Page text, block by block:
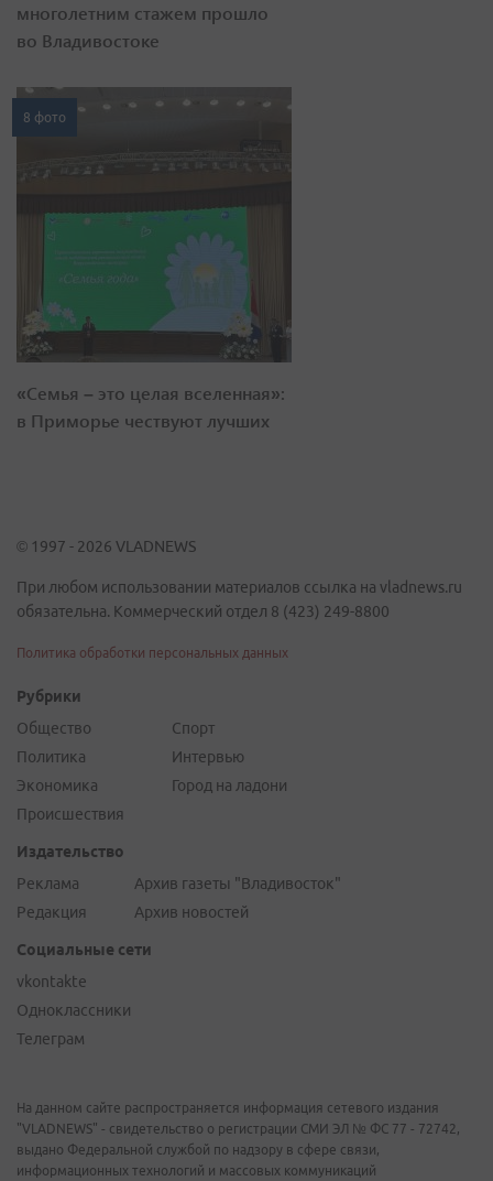
многолетним стажем прошло
во Владивостоке
8 фото
«Семья – это целая вселенная»:
в Приморье чествуют лучших
© 1997 - 2026 VLADNEWS
При любом использовании материалов ссылка на vladnews.ru
обязательна. Коммерческий отдел 8 (423) 249-8800
Политика обработки персональных данных
Рубрики
Общество
Политика
Экономика
Происшествия
Спорт
Интервью
Город на ладони
Издательство
Реклама
Редакция
Архив газеты "Владивосток"
Архив новостей
Социальные сети
vkontakte
Одноклассники
Телеграм
На данном сайте распространяется информация сетевого издания
"VLADNEWS" - свидетельство о регистрации СМИ ЭЛ № ФС 77 - 72742,
выдано Федеральной службой по надзору в сфере связи,
информационных технологий и массовых коммуникаций